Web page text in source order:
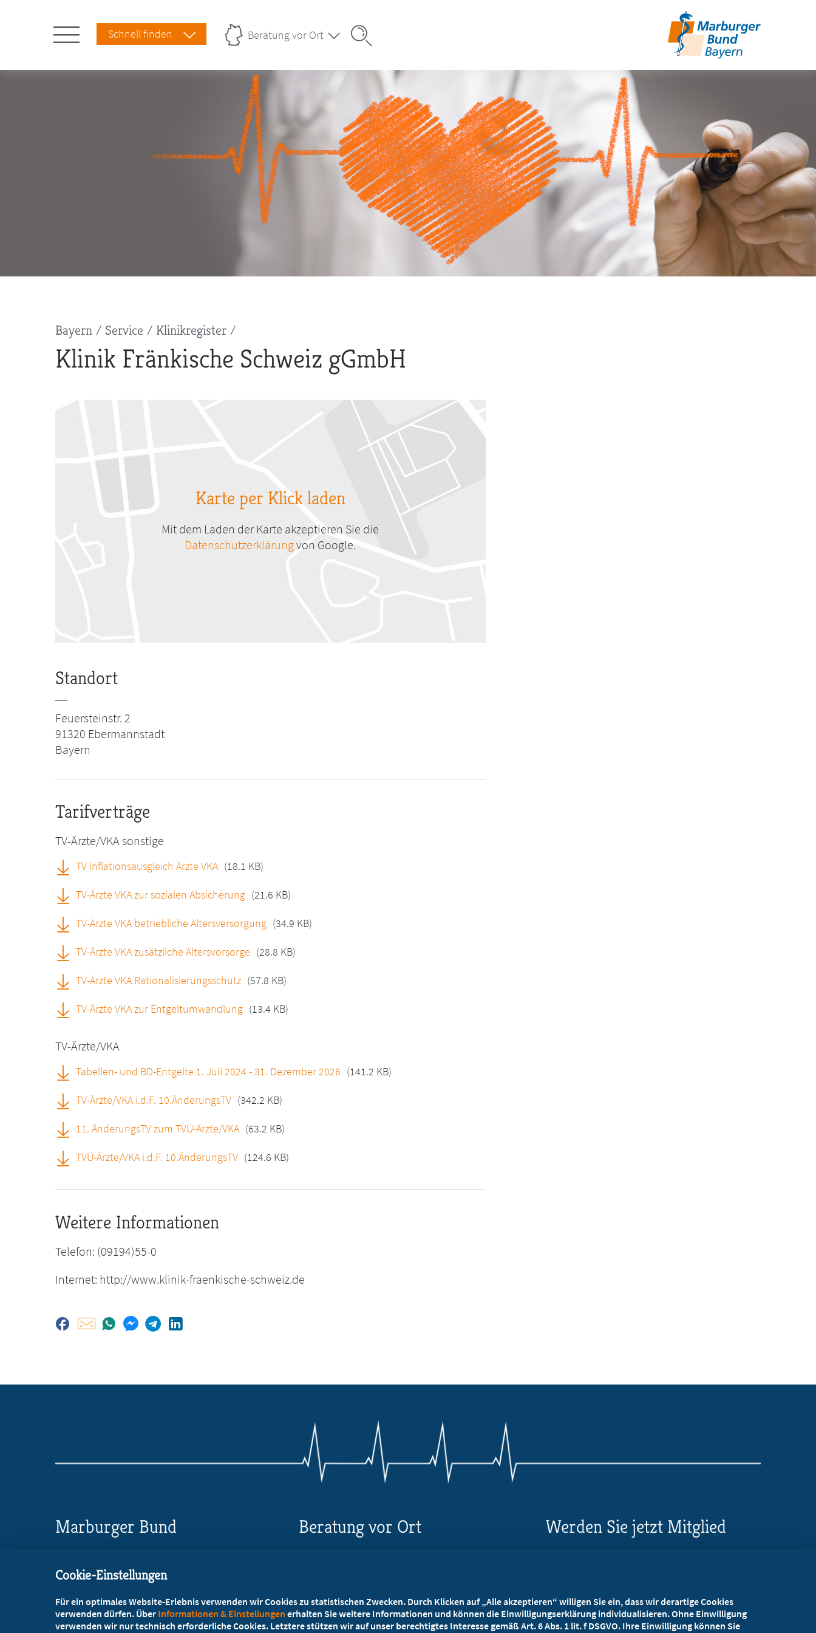
Schnell finden Beratung vor Ort
Pfadnavigation
Bayern Service Klinikregister
Klinik Fränkische Schweiz gGmbH
Karte per Klick laden
Mit dem Laden der Karte akzeptieren Sie die
Datenschutzerklärungvon Google.
Standort
Feuersteinstr. 2
91320 Ebermannstadt
Bayern
Tarifverträge
TV-Ärzte/VKA sonstige
TV Inflationsausgleich Ärzte VKA (18.1 KB)
TV-Ärzte VKA zur sozialen Absicherung (21.6 KB)
TV-Ärzte VKA betriebliche Altersversorgung (34.9 KB)
TV-Ärzte VKA zusätzliche Altersvorsorge (28.8 KB)
TV-Ärzte VKA Rationalisierungsschutz (57.8 KB)
TV-Ärzte VKA zur Entgeltumwandlung (13.4 KB)
TV-Ärzte/VKA
Tabellen- und BD-Entgelte 1. Juli 2024 - 31. Dezember 2026 (141.2 KB)
TV-Ärzte/VKA i.d.F. 10.ÄnderungsTV (342.2 KB)
11. ÄnderungsTV zum TVÜ-Ärzte/VKA (63.2 KB)
TVÜ-Ärzte/VKA i.d.F. 10.ÄnderungsTV (124.6 KB)
Weitere Informationen
Telefon: (09194)55-0
Internet: http://www.klinik-fraenkische-schweiz.de
Marburger Bund
Bavariaring 42, 80336 München
+49 89 4520501-0
+49 89 4520501-10
Beratung vor Ort Werden Sie jetzt Mitglied
Kostenlos für Studierende
Cookie-Einstellungen
Für ein optimales Website-Erlebnis verwenden wir Cookies zu statistischen Zwecken. Durch Klicken auf „Alle akzeptieren“ willigen Sie ein, dass wir derartige Cookies
verwenden dürfen. Über Informationen & Einstellungen erhalten Sie weitere Informationen und können die Einwilligungserklärung individualisieren. Ohne Einwilligung
verwenden wir nur technisch erforderliche Cookies. Letztere stützen wir auf unser berechtigtes Interesse gemäß Art. 6 Abs. 1 lit. f DSGVO. Ihre Einwilligung können Sie